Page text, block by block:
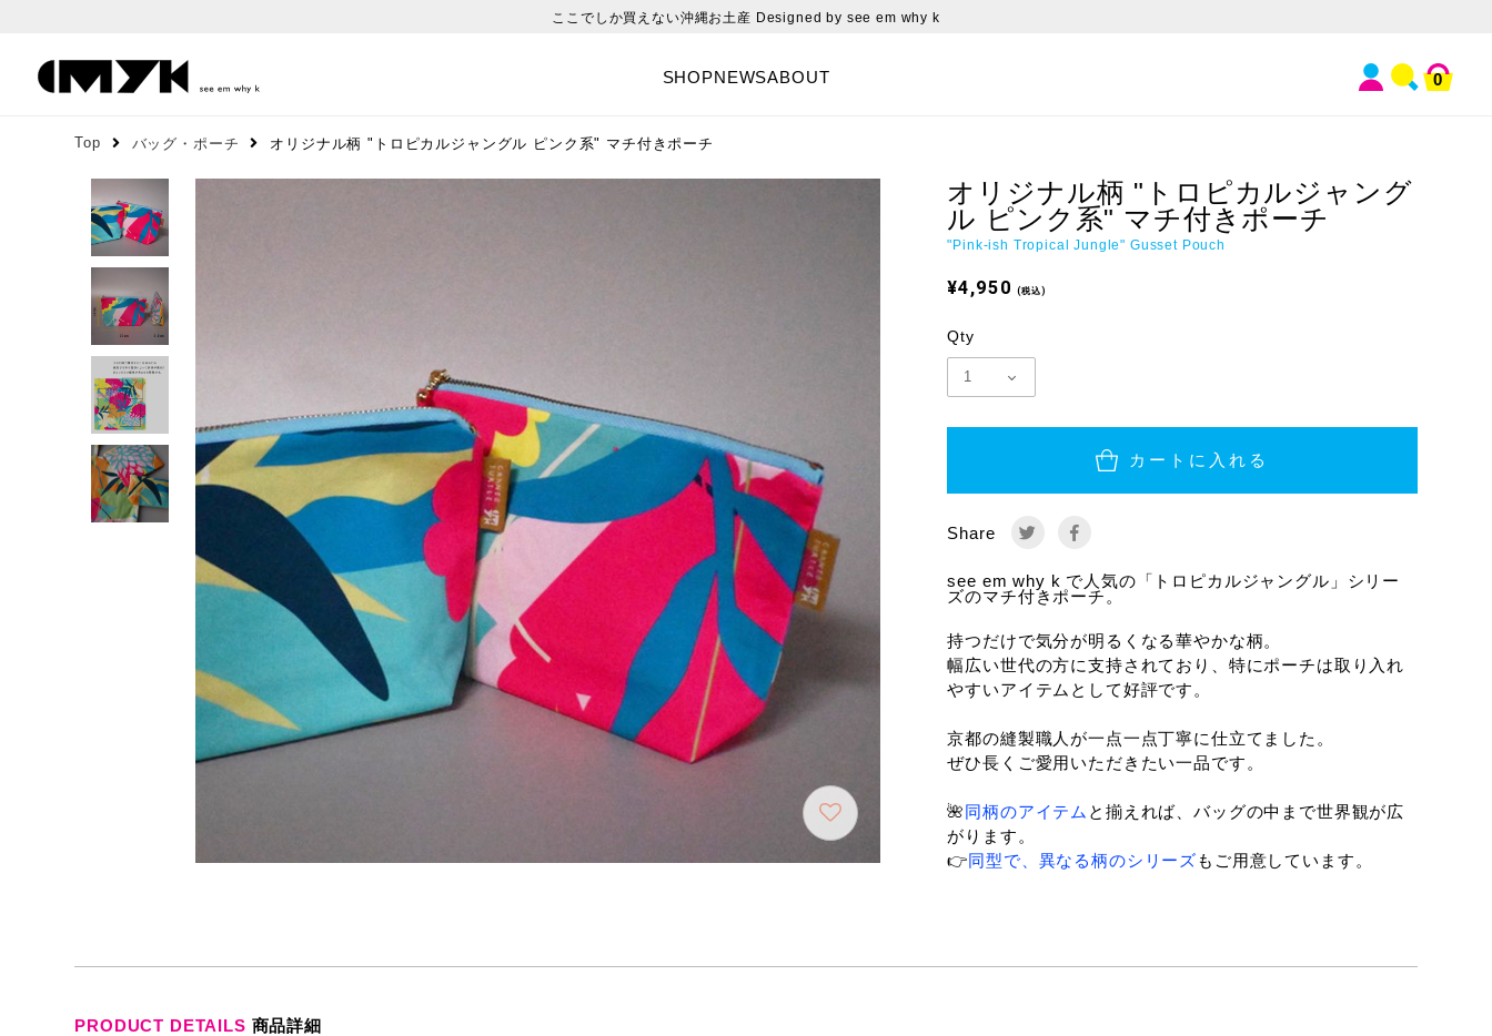
ここでしか買えない沖縄お土産 Designed by see em why k
SHOPNEWSABOUT 0
Top バッグ・ポーチ オリジナル柄 "トロピカルジャングル ピンク系" マチ付きポーチ
オリジナル柄 "トロピカルジャング
ル ピンク系" マチ付きポーチ
"Pink-ish Tropical Jungle" Gusset Pouch
¥4,950(税込)
Qty
カートに入れる
Share
see em why k で人気の「トロピカルジャングル」シリー
ズのマチ付きポーチ。
持つだけで気分が明るくなる華やかな柄。
幅広い世代の方に支持されており、特にポーチは取り入れ
やすいアイテムとして好評です。
京都の縫製職人が一点一点丁寧に仕立てました。
ぜひ長くご愛用いただきたい一品です。
🌺同柄のアイテム と揃えれば、バッグの中まで世界観が広
がります。
👉同型で、異なる柄のシリーズもご用意しています。
PRODUCT DETAILS 商品詳細